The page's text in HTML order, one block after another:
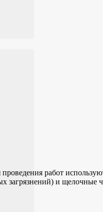
работ
загрязнений) и щелочные